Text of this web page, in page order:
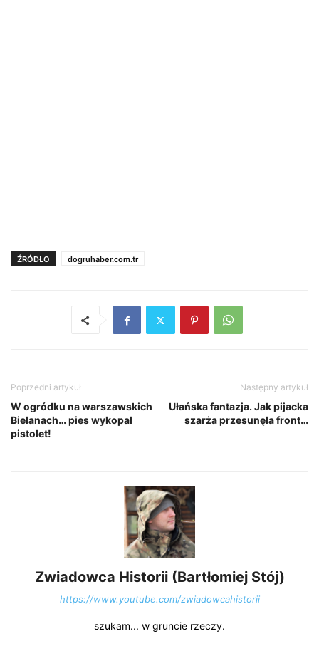
ŹRÓDŁO dogruhaber.com.tr
Poprzedni artykuł
W ogródku na warszawskich
Bielanach… pies wykopał
pistolet!
Następny artykuł
Ułańska fantazja. Jak pijacka
szarża przesunęła front…
Zwiadowca Historii (Bartłomiej Stój)
https://www.youtube.com/zwiadowcahistorii
szukam... w gruncie rzeczy.